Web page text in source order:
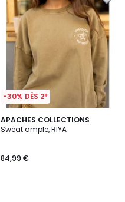
-30% DÈS 2*
APACHES COLLECTIONS
Sweat ample, RIYA
84,99 €